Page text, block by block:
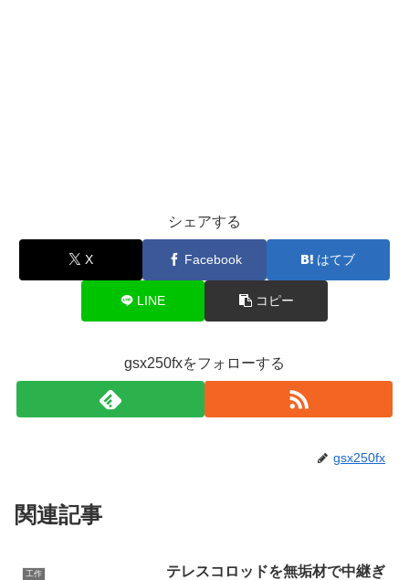
シェアする
X Facebook はてブ
LINE コピー
gsx250fxをフォローする
gsx250fx
関連記事
工作
テレスコロッドを無垢材で中継ぎ